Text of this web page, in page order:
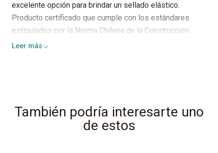
excelente opción para brindar un sellado elástico.
Producto certificado que cumple con los estándares
estipulados por la Norma Chilena de la Construcción.
Leer más
También podría interesarte uno
de estos